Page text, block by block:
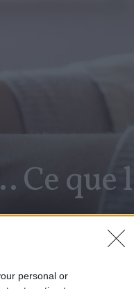
personal or
que